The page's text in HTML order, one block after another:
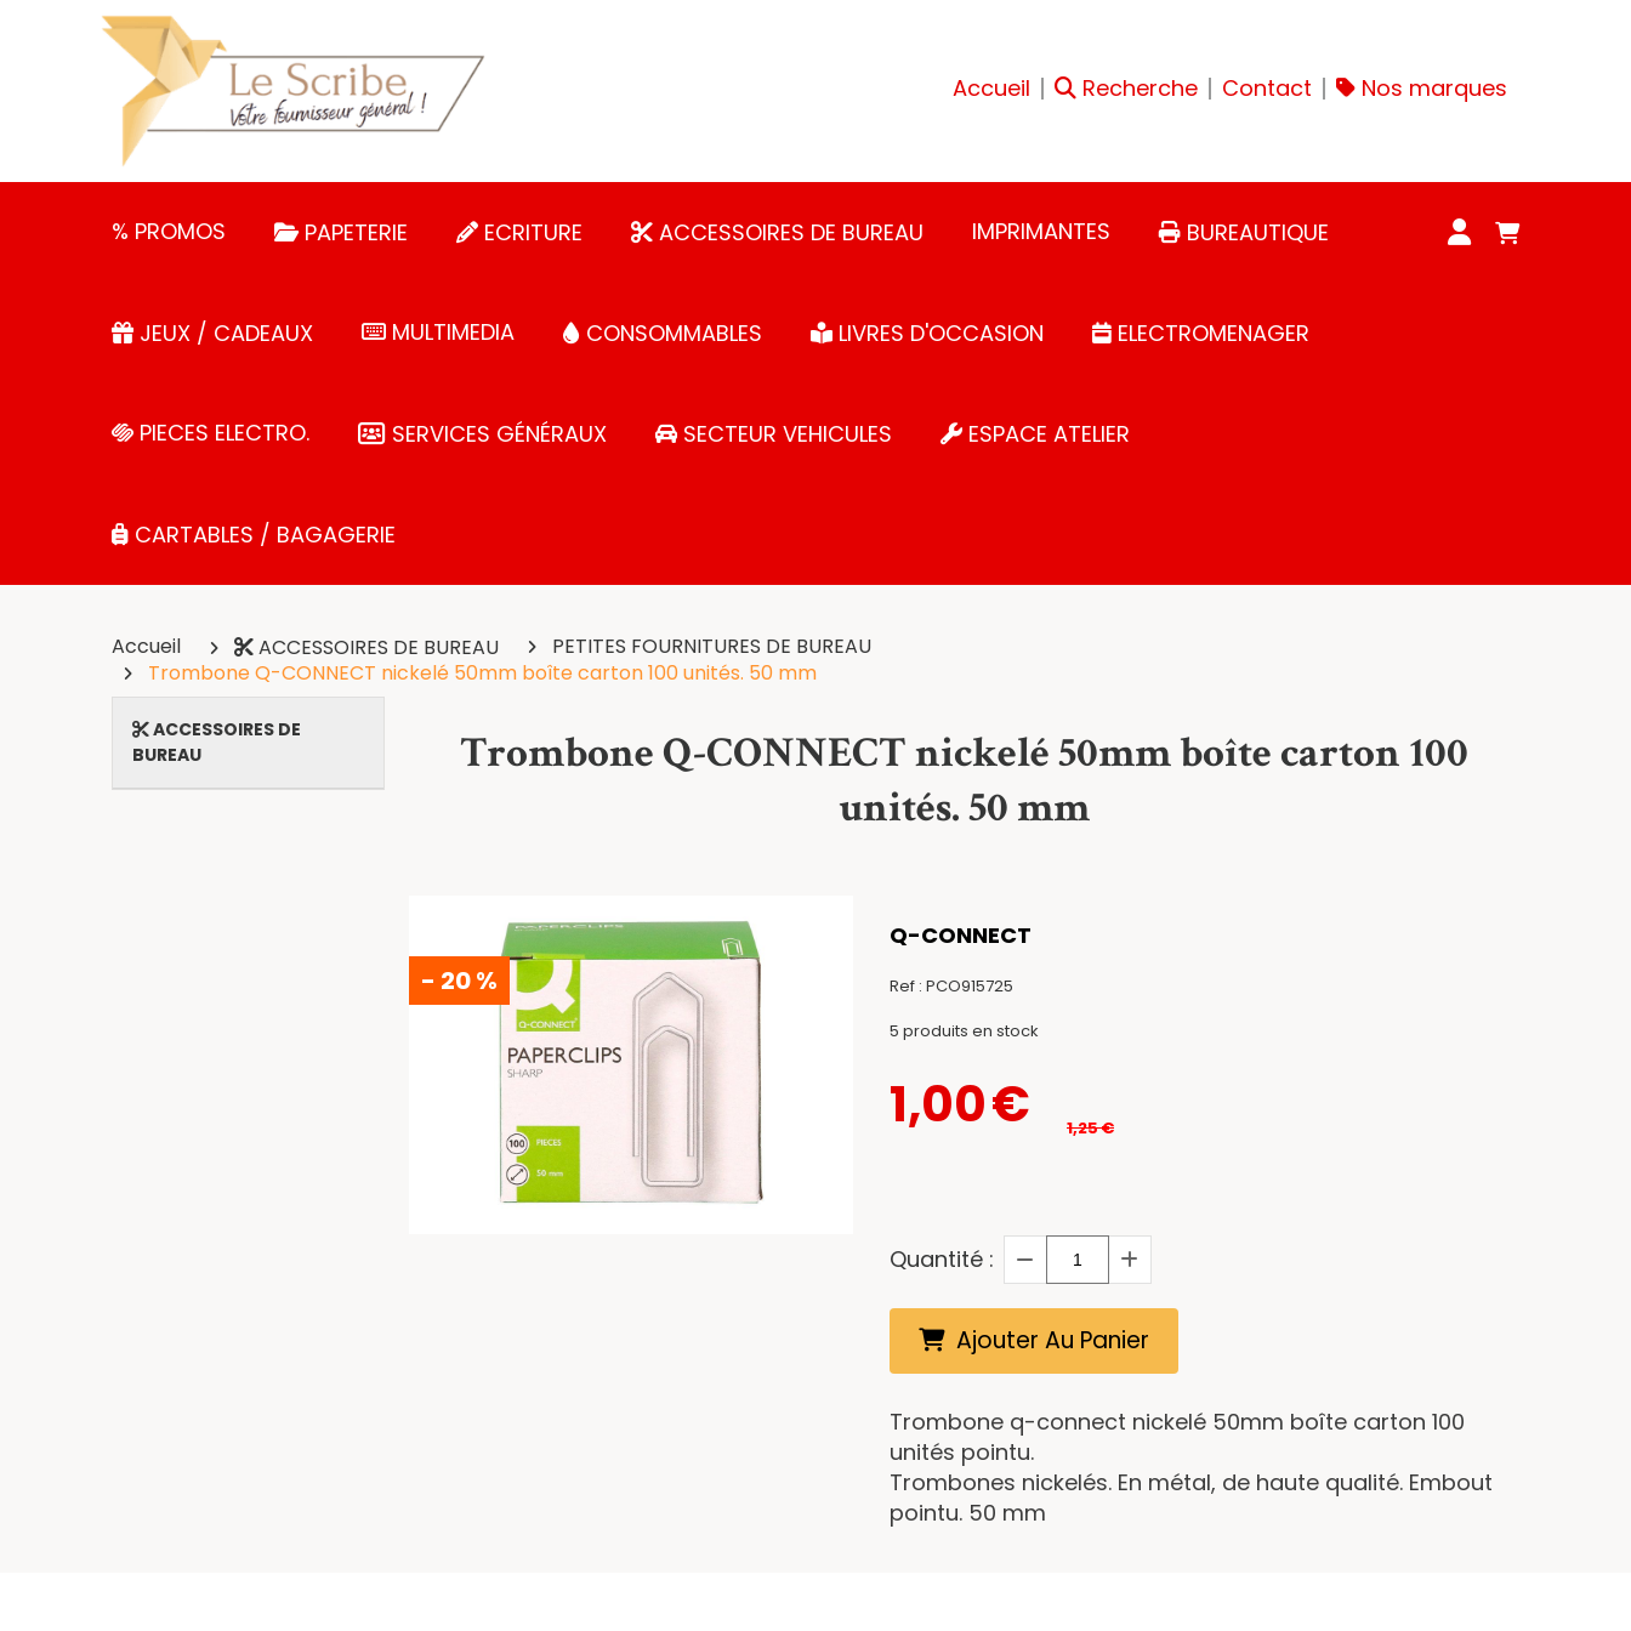
Accueil Recherche Contact Nos marques
% PROMOS PAPETERIE ECRITURE ACCESSOIRES DE BUREAU IMPRIMANTES BUREAUTIQUE
JEUX / CADEAUX MULTIMEDIA CONSOMMABLES LIVRES D'OCCASION ELECTROMENAGER
PIECES ELECTRO. SERVICES GÉNÉRAUX SECTEUR VEHICULES ESPACE ATELIER
CARTABLES / BAGAGERIE
ACCESSOIRES DE
BUREAU
Accueil ACCESSOIRES DE BUREAU
PETITES FOURNITURES DE BUREAU
Trombone Q-CONNECT nickelé 50mm boîte carton 100 unités. 50 mm
Trombone Q-CONNECT nickelé 50mm boîte carton 100
unités. 50 mm
- 20 %
Q-CONNECT
Ref : PCO915725
1,00€ 1,25€
5 produits en stock
Quantité :
Ajouter Au Panier
Trombone q-connect nickelé 50mm boîte carton 100
unités pointu.
Trombones nickelés. En métal, de haute qualité. Embout
pointu. 50 mm